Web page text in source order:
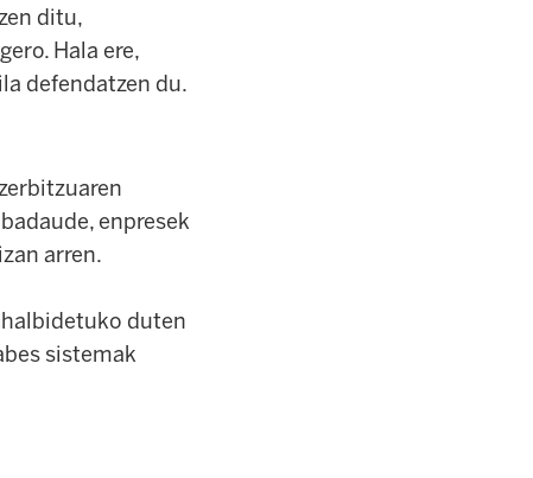
ditu,
Hala ere,
defendatzen du.
enpresek
arren.
duten
sistemak